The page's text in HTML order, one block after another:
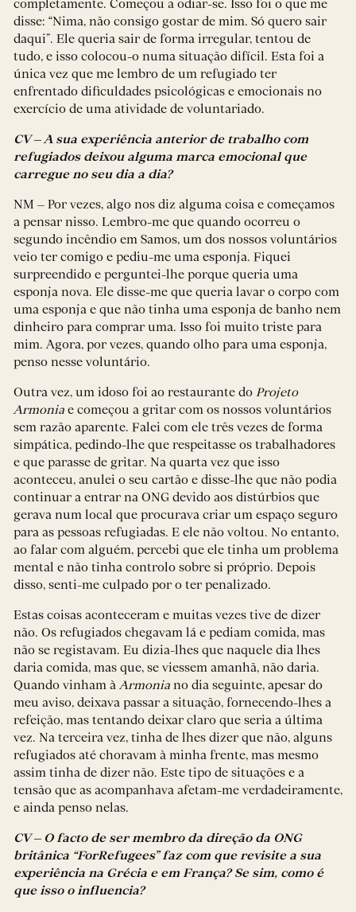
completamente. Começou a odiar-se. Isso foi o que me
disse: “Nima, não consigo gostar de mim. Só quero sair
daqui”. Ele queria sair de forma irregular, tentou de
tudo, e isso colocou-o numa situação difícil. Esta foi a
única vez que me lembro de um refugiado ter
enfrentado dificuldades psicológicas e emocionais no
exercício de uma atividade de voluntariado.
CV – A sua experiência anterior de trabalho com
refugiados deixou alguma marca emocional que
carregue no seu dia a dia?
NM – Por vezes, algo nos diz alguma coisa e começamos
a pensar nisso. Lembro-me que quando ocorreu o
segundo incêndio em Samos, um dos nossos voluntários
veio ter comigo e pediu-me uma esponja. Fiquei
surpreendido e perguntei-lhe porque queria uma
esponja nova. Ele disse-me que queria lavar o corpo com
uma esponja e que não tinha uma esponja de banho nem
dinheiro para comprar uma. Isso foi muito triste para
mim. Agora, por vezes, quando olho para uma esponja,
penso nesse voluntário.
Outra vez, um idoso foi ao restaurante do Projeto
Armoniae começou a gritar com os nossos voluntários
sem razão aparente. Falei com ele três vezes de forma
simpática, pedindo-lhe que respeitasse os trabalhadores
e que parasse de gritar. Na quarta vez que isso
aconteceu, anulei o seu cartão e disse-lhe que não podia
continuar a entrar na ONG devido aos distúrbios que
gerava num local que procurava criar um espaço seguro
para as pessoas refugiadas. E ele não voltou. No entanto,
ao falar com alguém, percebi que ele tinha um problema
mental e não tinha controlo sobre si próprio. Depois
disso, senti-me culpado por o ter penalizado.
Estas coisas aconteceram e muitas vezes tive de dizer
não. Os refugiados chegavam lá e pediam comida, mas
não se registavam. Eu dizia-lhes que naquele dia lhes
daria comida, mas que, se viessem amanhã, não daria.
Quando vinham àArmoniano dia seguinte, apesar do
meu aviso, deixava passar a situação, fornecendo-lhes a
refeição, mas tentando deixar claro que seria a última
vez. Na terceira vez, tinha de lhes dizer que não, alguns
refugiados até choravam à minha frente, mas mesmo
assim tinha de dizer não. Este tipo de situações e a
tensão que as acompanhava afetam-me verdadeiramente,
e ainda penso nelas.
CV – O facto de ser membro da direção da ONG
britânica “ForRefugees” faz com que revisite a sua
experiência na Grécia e em França? Se sim, como é
que isso o influencia?